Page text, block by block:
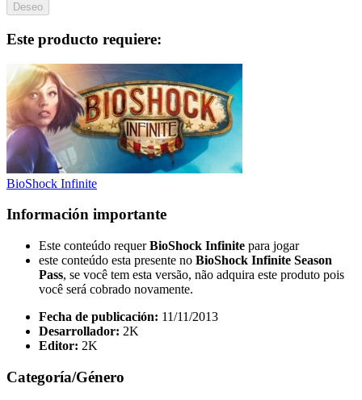
Deseo
Este producto requiere:
BioShock Infinite
Información importante
Este conteúdo requerBioShock Infinite para jogar
este conteúdo esta presente no BioShock Infinite Season
Pass, se você tem esta versão, não adquira este produto pois
você será cobrado novamente.
Fecha de publicación: 11/11/2013
Desarrollador: 2K
Editor: 2K
Categoría/Género